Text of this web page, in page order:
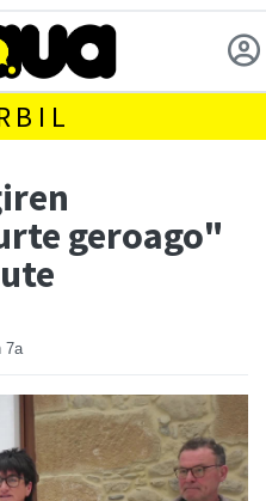
geroago"
7a